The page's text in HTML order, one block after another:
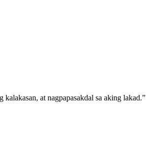
at nagpapasakdal sa aking lakad.”